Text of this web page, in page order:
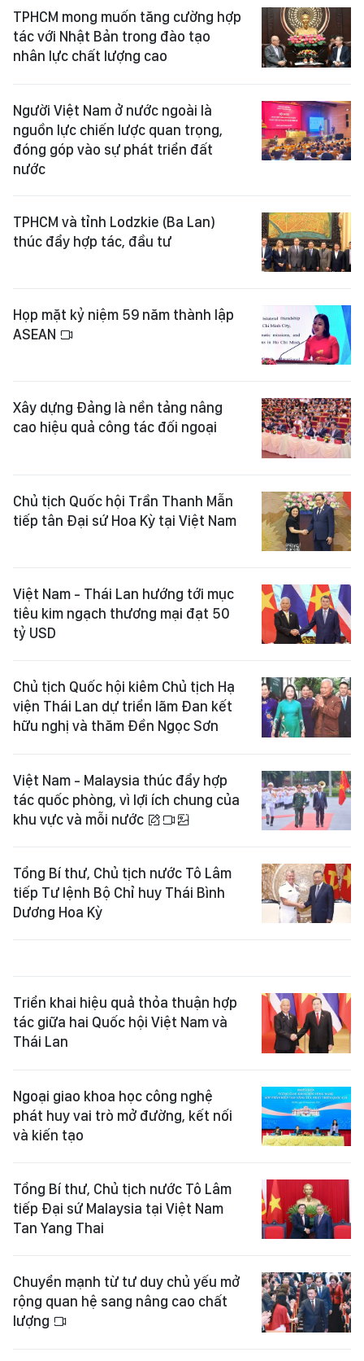
TPHCM mong muốn tăng cường hợp
tác với Nhật Bản trong đào tạo
nhân lực chất lượng cao
Người Việt Nam ở nước ngoài là
nguồn lực chiến lược quan trọng,
đóng góp vào sự phát triển đất
nước
TPHCM và tỉnh Lodzkie (Ba Lan)
thúc đẩy hợp tác, đầu tư
Họp mặt kỷ niệm 59 năm thành lập
ASEAN
Xây dựng Đảng là nền tảng nâng
cao hiệu quả công tác đối ngoại
Chủ tịch Quốc hội Trần Thanh Mẫn
tiếp tân Đại sứ Hoa Kỳ tại Việt Nam
Việt Nam - Thái Lan hướng tới mục
tiêu kim ngạch thương mại đạt 50
tỷ USD
Chủ tịch Quốc hội kiêm Chủ tịch Hạ
viện Thái Lan dự triển lãm Đan kết
hữu nghị và thăm Đền Ngọc Sơn
Việt Nam - Malaysia thúc đẩy hợp
tác quốc phòng, vì lợi ích chung của
khu vực và mỗi nước
Tổng Bí thư, Chủ tịch nước Tô Lâm
tiếp Tư lệnh Bộ Chỉ huy Thái Bình
Dương Hoa Kỳ
Triển khai hiệu quả thỏa thuận hợp
tác giữa hai Quốc hội Việt Nam và
Thái Lan
Ngoại giao khoa học công nghệ
phát huy vai trò mở đường, kết nối
và kiến tạo
Tổng Bí thư, Chủ tịch nước Tô Lâm
tiếp Đại sứ Malaysia tại Việt Nam
Tan Yang Thai
Chuyển mạnh từ tư duy chủ yếu mở
rộng quan hệ sang nâng cao chất
lượng